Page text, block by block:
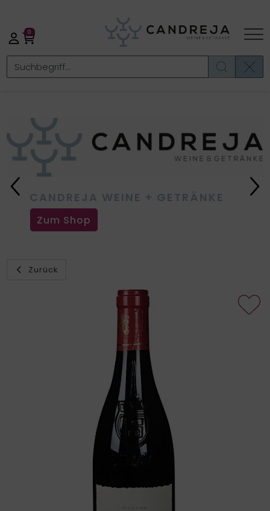
0
CANDREJA WEINE + GETRÄNKE
Zum Shop
Previous
Zurück